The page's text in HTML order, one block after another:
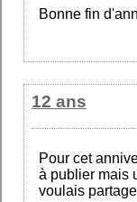
Bonne fin
12 ans
Pour cet
à publier mais
voulais